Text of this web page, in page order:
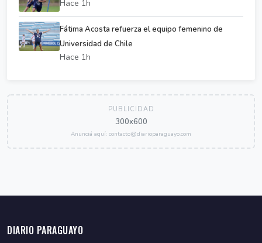
Hace 1h
Fátima Acosta refuerza el equipo femenino de
Universidad de Chile
Hace 1h
PUBLICIDAD
300x600
Anunciá aquí: contacto@diarioparaguayo.com
DIARIO PARAGUAYO